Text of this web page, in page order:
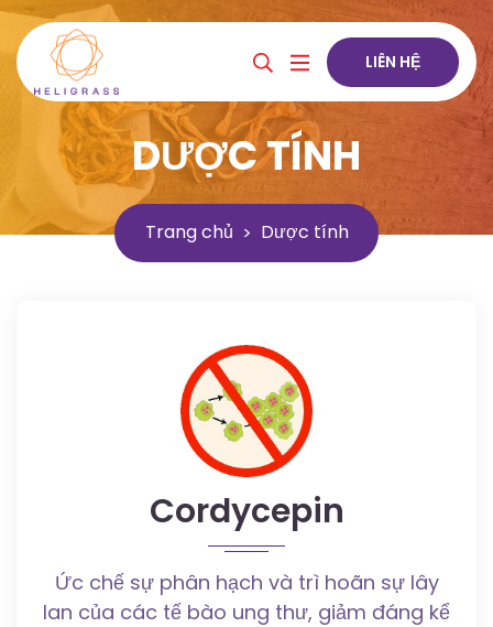
LIÊN HỆ
DƯỢC TÍNH
Trang chủ Dược tính
Cordycepin
Ức chế sự phân hạch và trì hoãn sự lây
lan của các tế bào ung thư, giảm đáng kể